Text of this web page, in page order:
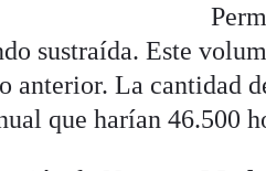
sustraída. Este
anterior. La cantidad
que harían 46.500